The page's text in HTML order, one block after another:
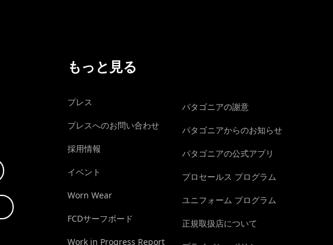
もっと見る
プレス
プレスへのお問い合わせ
採用情報
イベント
Worn Wear
FCDサーフボード
Work in Progress Report
パタゴニアの謝意
パタゴニアからのお知らせ
パタゴニアの公式アプリ
プロセールス プログラム
ユニフォーム プログラム
正規取扱店について